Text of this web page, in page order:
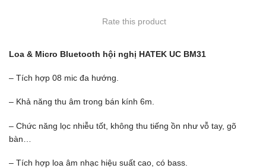
Rate this product
Loa & Micro Bluetooth hội nghị HATEK UC BM31
– Tích hợp 08 mic đa hướng.
– Khả năng thu âm trong bán kính 6m.
– Chức năng lọc nhiễu tốt, không thu tiếng ồn như vỗ tay, gõ
bàn…
– Tích hợp loa âm nhạc hiệu suất cao, có bass.